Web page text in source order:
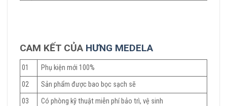
CAM KẾT CỦA HƯNG MEDELA
01
Phụ kiện mới 100%
02
Sản phẩm được bao bọc sạch sẽ
03
Có phòng kỹ thuật miễn phí bảo trì, vệ sinh